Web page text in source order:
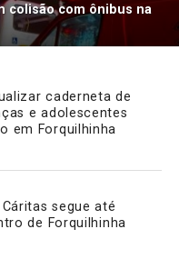
colisão com ônibus na
caderneta de
e adolescentes
em Forquilhinha
segue até
de Forquilhinha